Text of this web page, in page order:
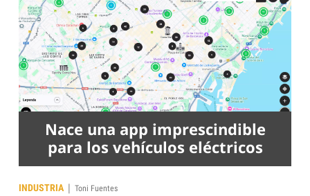
Nace una app imprescindible
para los vehículos eléctricos
INDUSTRIA | Toni Fuentes